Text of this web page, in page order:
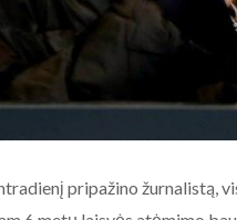
pripažino žurnalistą,